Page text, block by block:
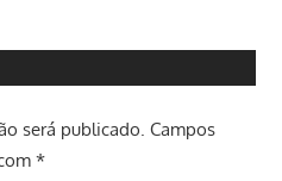
será publicado. Campos
*